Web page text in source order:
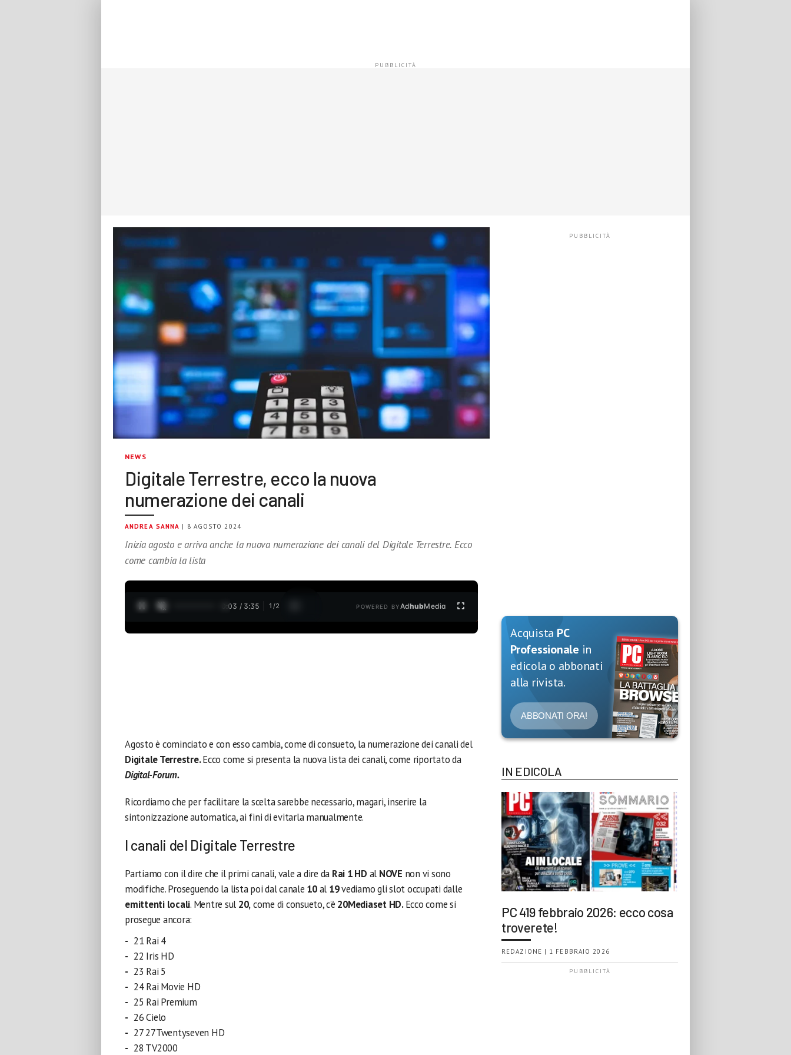
NEWS
Digitale Terrestre, ecco la nuova
numerazione dei canali
ANDREA SANNA | 8 AGOSTO 2024
Inizia agosto e arriva anche la nuova numerazione dei canali del Digitale Terrestre. Ecco
come cambia la lista
0:04 / 3:35 1 /2 POWERED BYAdhubMedia
Agosto è cominciato e con esso cambia, come di consueto, la numerazione dei canali del
Digitale Terrestre.Ecco come si presenta la nuova lista dei canali, come riportato da
Digital-Forum.
Ricordiamo che per facilitare la scelta sarebbe necessario, magari, inserire la
sintonizzazione automatica, ai fini di evitarla manualmente.
I canali del Digitale Terrestre
Partiamo con il dire che il primi canali, vale a dire da Rai 1 HD al NOVE non vi sono
modifiche. Proseguendo la lista poi dal canale 10al 19vediamo gli slot occupati dalle
emittenti locali. Mentre sul 20,come di consueto, c’è 20Mediaset HD.Ecco come si
prosegue ancora:
21 Rai 4
22 Iris HD
23 Rai 5
24 Rai Movie HD
25 Rai Premium
26 Cielo
27 27Twentyseven HD
28 TV2000
Acquista PC
Professionale in
edicola o abbonati
alla rivista.
ABBONATI ORA!
IN EDICOLA
PC 419 febbraio 2026: ecco cosa
troverete!
REDAZIONE | 1 FEBBRAIO 2026